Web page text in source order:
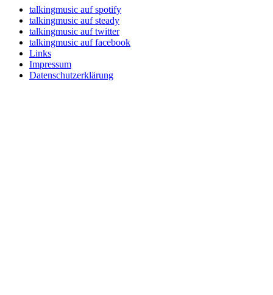
talkingmusic auf spotify
talkingmusic auf steady
talkingmusic auf twitter
talkingmusic auf facebook
Links
Impressum
Datenschutzerklärung